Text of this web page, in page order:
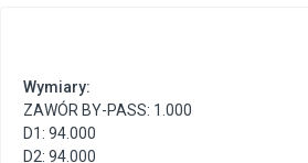
Wymiary:
ZAWÓR BY-PASS: 1.000
D1: 94.000
D2: 94.000